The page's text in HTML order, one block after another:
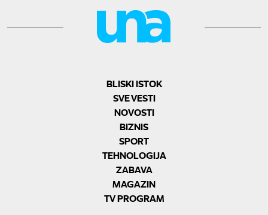
BLISKI ISTOK
SVE VESTI
NOVOSTI
BIZNIS
SPORT
TEHNOLOGIJA
ZABAVA
MAGAZIN
TV PROGRAM